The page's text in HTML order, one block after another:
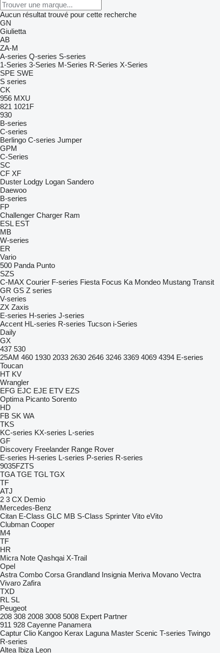
Aucun résultat trouvé pour cette recherche
GN
Giulietta
AB
ZA-M
A-series Q-series S-series
1-Series 3-Series M-Series R-Series X-Series
SPE SWE
S series
CK
956 MXU
821 1021F
930
B-series
C-series
Berlingo C-series Jumper
GPM
C-Series
SC
CF XF
Duster Lodgy Logan Sandero
Daewoo
B-series
FP
Challenger Charger Ram
ESL EST
MB
W-series
ER
Vario
500 Panda Punto
SZS
C-MAX Courier F-series Fiesta Focus Ka Mondeo Mustang Transit
GR GS Z series
V-series
ZX Zaxis
E-series H-series J-series
Accent HL-series R-series Tucson i-Series
Daily
GX
437 530
25AM 460 1930 2033 2630 2646 3246 3369 4069 4394 E-series
Toucan
HT KV
Wrangler
EFG EJC EJE ETV EZS
Optima Picanto Sorento
HD
FB SK WA
TKS
KC-series KX-series L-series
GF
Discovery Freelander Range Rover
E-series H-series L-series P-series R-series
9035FZTS
TGA TGE TGL TGX
TF
ATJ
2 3 CX Demio
Mercedes-Benz
Citan E-Class GLC MB S-Class Sprinter Vito eVito
Clubman Cooper
M4
TF
HR
Micra Note Qashqai X-Trail
Opel
Astra Combo Corsa Grandland Insignia Meriva Movano Vectra
Vivaro Zafira
TXD
RL SL
Peugeot
208 308 2008 3008 5008 Expert Partner
911 928 Cayenne Panamera
Captur Clio Kangoo Kerax Laguna Master Scenic T-series Twingo
R-series
Altea Ibiza Leon